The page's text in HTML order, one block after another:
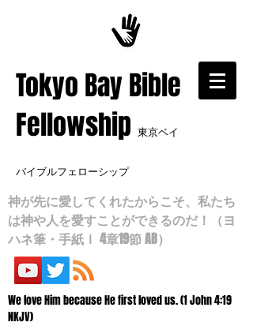
​Tokyo Bay Bible
Fellowship 東京ベイ
バイブルフェローシップ
神が先に愛してくれたからこそ、私たち
は神や人を愛すことができるのだ！（ヨ
ハネ筆・手紙Ⅰ 4章19節 AB）
We love Him because He first loved us. (1 John 4:19
NKJV)